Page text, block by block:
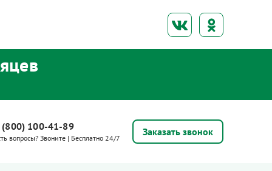
(800) 100-41-89
вопросы? Звоните | Бесплатно 24/7
Заказать звонок